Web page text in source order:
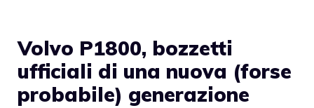
Volvo P1800, bozzetti
ufficiali di una nuova (forse
probabile) generazione